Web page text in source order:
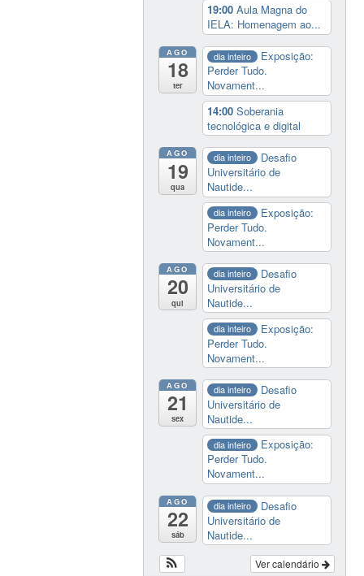
19:00Aula Magna do
IELA: Homenagem ao...
AGO
18
ter
dia inteiro
Exposição:
Perder Tudo.
Novament...
14:00Soberania
tecnológica e digital
AGO
19
qua
dia inteiro
Desafio
Universitário de
Nautide...
dia inteiro
Exposição:
Perder Tudo.
Novament...
AGO
20
qui
dia inteiro
Desafio
Universitário de
Nautide...
dia inteiro
Exposição:
Perder Tudo.
Novament...
AGO
21
sex
dia inteiro
Desafio
Universitário de
Nautide...
dia inteiro
Exposição:
Perder Tudo.
Novament...
AGO
22
sáb
dia inteiro
Desafio
Universitário de
Nautide...
Ver calendário